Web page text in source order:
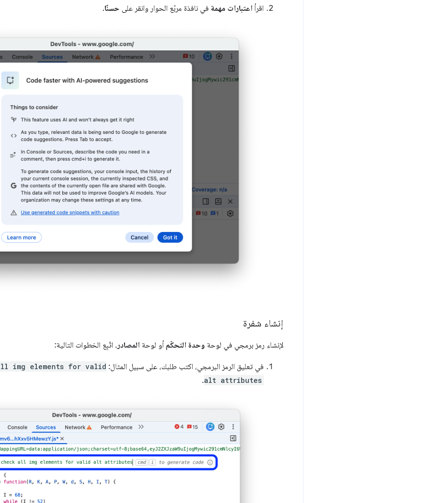
اقرأ اعتبارات مهمة في نافذة مربّع الحوار وانقر على حسنًا.
إنشاء شفرة
لإنشاء رمز برمجي في لوحة وحدة التحكّم أو لوحة المصادر ، اتّبِع الخطوات التالية:
في تعليق الرمز البرمجي، اكتب طلبك، على سبيل المثال: img elements for valid
alt attributes
.